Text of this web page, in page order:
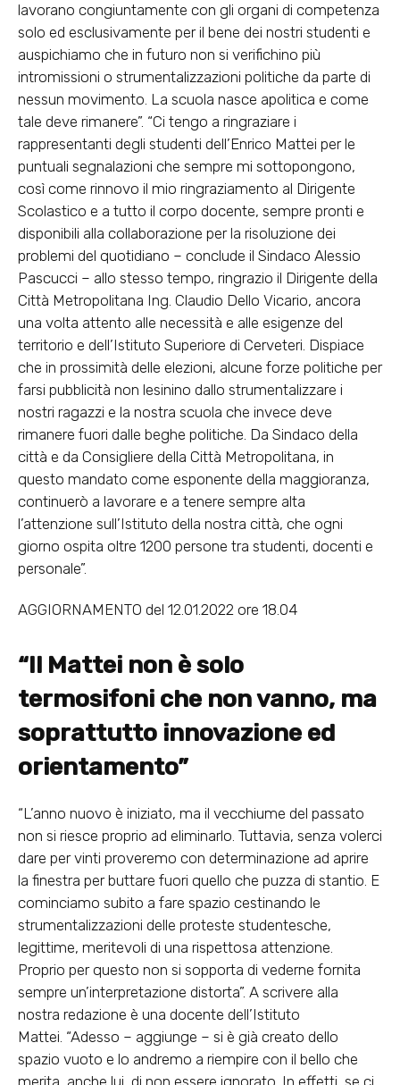
lavorano congiuntamente con gli organi di competenza
solo ed esclusivamente per il bene dei nostri studenti e
auspichiamo che in futuro non si verifichino più
intromissioni o strumentalizzazioni politiche da parte di
nessun movimento. La scuola nasce apolitica e come
tale deve rimanere”. “Ci tengo a ringraziare i
rappresentanti degli studenti dell’Enrico Mattei per le
puntuali segnalazioni che sempre mi sottopongono,
così come rinnovo il mio ringraziamento al Dirigente
Scolastico e a tutto il corpo docente, sempre pronti e
disponibili alla collaborazione per la risoluzione dei
problemi del quotidiano – conclude il Sindaco Alessio
Pascucci – allo stesso tempo, ringrazio il Dirigente della
Città Metropolitana Ing. Claudio Dello Vicario, ancora
una volta attento alle necessità e alle esigenze del
territorio e dell’Istituto Superiore di Cerveteri. Dispiace
che in prossimità delle elezioni, alcune forze politiche per
farsi pubblicità non lesinino dallo strumentalizzare i
nostri ragazzi e la nostra scuola che invece deve
rimanere fuori dalle beghe politiche. Da Sindaco della
città e da Consigliere della Città Metropolitana, in
questo mandato come esponente della maggioranza,
continuerò a lavorare e a tenere sempre alta
l’attenzione sull’Istituto della nostra città, che ogni
giorno ospita oltre 1200 persone tra studenti, docenti e
personale”.
AGGIORNAMENTO del 12.01.2022 ore 18.04
“Il Mattei non è solo
termosifoni che non vanno, ma
soprattutto innovazione ed
orientamento”
“L’anno nuovo è iniziato, ma il vecchiume del passato
non si riesce proprio ad eliminarlo. Tuttavia, senza volerci
dare per vinti proveremo con determinazione ad aprire
la finestra per buttare fuori quello che puzza di stantio. E
cominciamo subito a fare spazio cestinando le
strumentalizzazioni delle proteste studentesche,
legittime, meritevoli di una rispettosa attenzione.
Proprio per questo non si sopporta di vederne fornita
sempre un’interpretazione distorta”. A scrivere alla
nostra redazione è una docente dell’Istituto
Mattei. “Adesso – aggiunge – si è già creato dello
spazio vuoto e lo andremo a riempire con il bello che
merita, anche lui, di non essere ignorato. In effetti, se ci